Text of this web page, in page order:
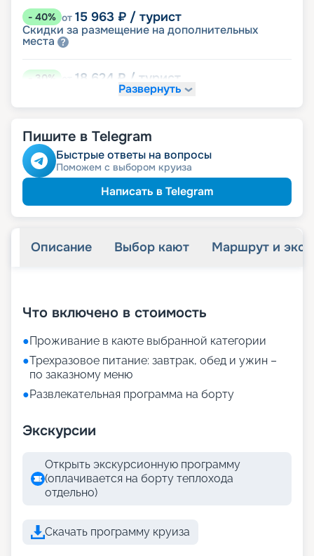
- 40% от 15 963 ₽ / турист
Скидки за размещение на дополнительных
места
30% 18 624 ₽ / турист
размещение
23 945
Скидкадетям
Скидкапенсионерам
Развернуть
Пишите в Telegram
Быстрые ответы на вопросы
Поможем с выбором круиза
Написать в Telegram
Описание Выбор кают Маршрут и
Что включено в стоимость
●Проживание в каюте выбранной категории
●Трехразовое питание: завтрак, обед и ужин –
по заказному меню
●Развлекательная программа на борту
Экскурсии
Открыть экскурсионную программу
(оплачивается на борту теплохода
отдельно)
Скачать программу круиза